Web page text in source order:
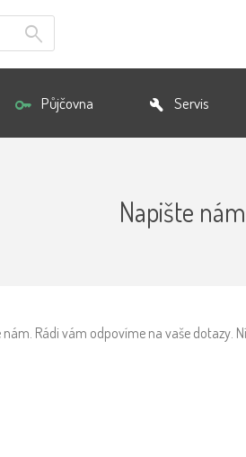
Půjčovna Servis
Napište nám
nám. Rádi vám odpovíme na vaše dotazy.